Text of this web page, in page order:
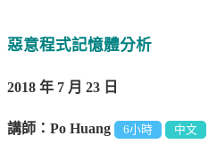
惡意程式記憶體分析
2018 年 7 月 23 日
講師：Po Huang 6小時 中文